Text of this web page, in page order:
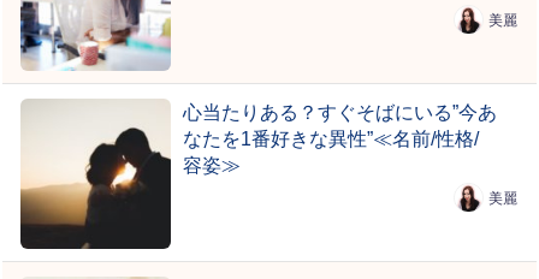
美麗
心当たりある？すぐそばにいる”今あ
なたを1番好きな異性”≪名前/性格/
容姿≫
美麗